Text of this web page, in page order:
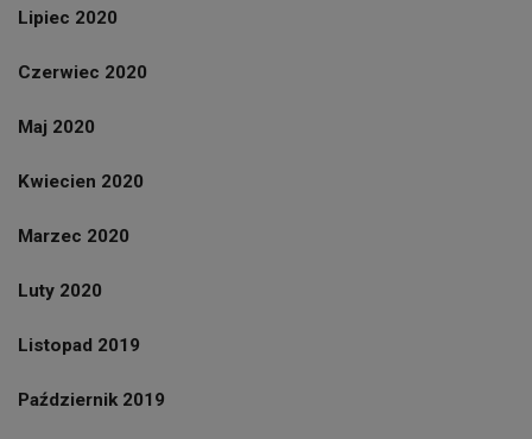
Lipiec 2020
Czerwiec 2020
Maj 2020
Kwiecien 2020
Marzec 2020
Luty 2020
Listopad 2019
Październik 2019